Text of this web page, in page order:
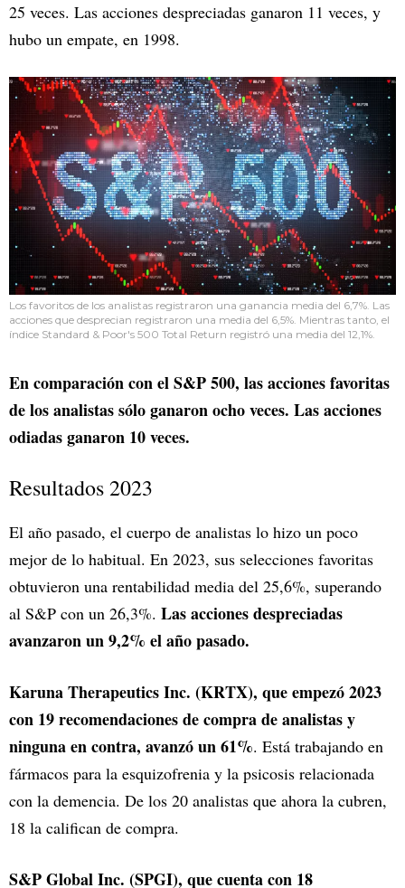
25 veces. Las acciones despreciadas ganaron 11 veces, y
hubo un empate, en 1998.
Los favoritos de los analistas registraron una ganancia media del 6,7%. Las
acciones que desprecian registraron una media del 6,5%. Mientras tanto, el
índice Standard & Poor's 500 Total Return registró una media del 12,1%.
En comparación con el S&P 500, las acciones favoritas
de los analistas sólo ganaron ocho veces. Las acciones
odiadas ganaron 10 veces.
Resultados 2023
El año pasado, el cuerpo de analistas lo hizo un poco
mejor de lo habitual. En 2023, sus selecciones favoritas
obtuvieron una rentabilidad media del 25,6%, superando
al S&P con un 26,3%. Las acciones despreciadas
avanzaron un 9,2% el año pasado.
Karuna Therapeutics Inc. (KRTX), que empezó 2023
con 19 recomendaciones de compra de analistas y
ninguna en contra, avanzó un 61%. Está trabajando en
fármacos para la esquizofrenia y la psicosis relacionada
con la demencia. De los 20 analistas que ahora la cubren,
18 la califican de compra.
S&P Global Inc. (SPGI), que cuenta con 18